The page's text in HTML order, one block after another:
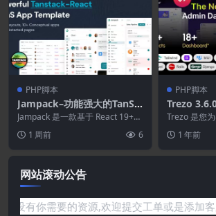
PHP脚本
Jampack–功能强大的TanSt
ack-React SaaS应用模板
Jampack 是一款基于 React 19+、
Vite、Bootstrap 5...
1 周前 6
PHP脚本
Trezo
理仪表板模
Trezo 是您
式、高性能
用程序的终极
1 年前
网站滚动公告
要的资源,欢迎提交工单或是添加客服微信